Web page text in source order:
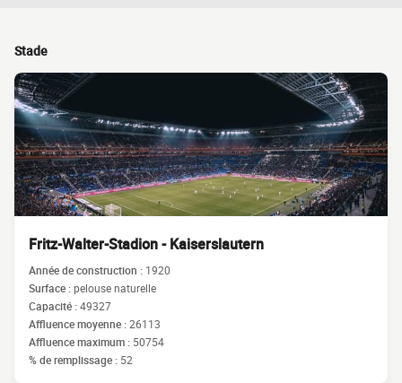
Stade
Fritz-Walter-Stadion - Kaiserslautern
Année de construction : 1920
Surface :pelouse naturelle
Capacité :49327
Affluence moyenne :26113
Affluence maximum : 50754
% de remplissage : 52